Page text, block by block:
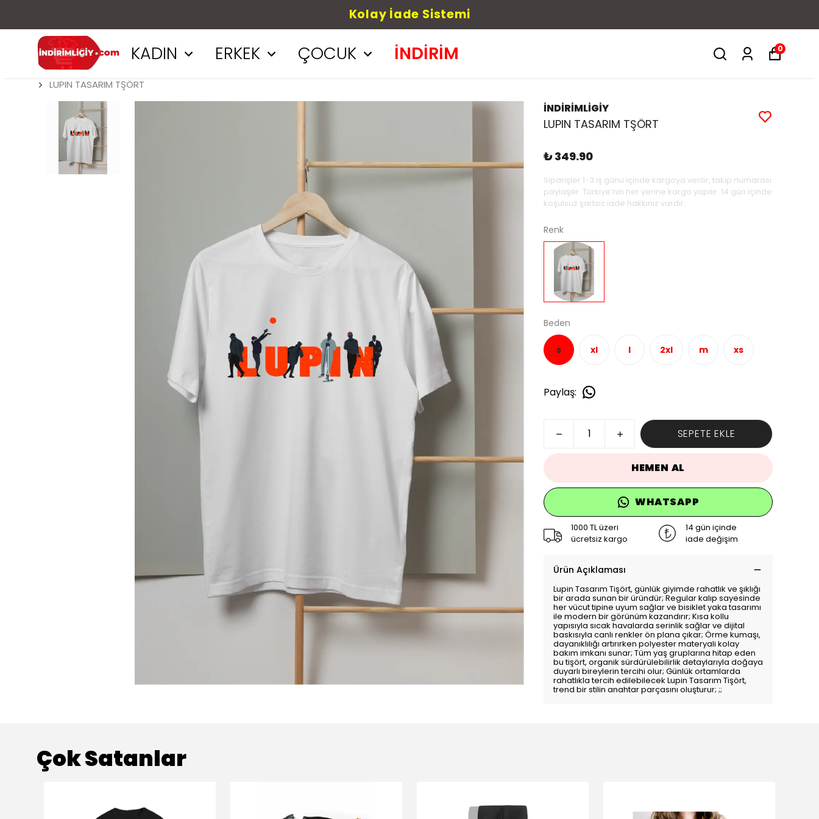
KADIN ERKEK ÇOCUK İNDİRİM 0
LUPIN TASARIM TŞÖRT
İNDİRİMLİGİY
LUPIN TASARIM TŞÖRT
₺ 349.90
Siparişler 1-3 iş günü içinde kargoya verilir, takip numarası
paylaşılır. Türkiye’nin her yerine kargo yapılır. 14 gün içinde
koşulsuz şartsız iade hakkınız vardır.
Renk
Beden
s xl l 2xl m xs
Paylaş:
SEPETE EKLE
HEMEN AL
WHATSAPP
1000 TL üzeri
ücretsiz kargo
14 gün içinde
iade değişim
Ürün Açıklaması
Lupin Tasarım Tişört, günlük giyimde rahatlık ve şıklığı
bir arada sunan bir üründür; Regular kalıp sayesinde
her vücut tipine uyum sağlar ve bisiklet yaka tasarımı
ile modern bir görünüm kazandırır; Kısa kollu
yapısıyla sıcak havalarda serinlik sağlar ve dijital
baskısıyla canlı renkler ön plana çıkar; Örme kumaşı,
dayanıklılığı artırırken polyester materyali kolay
bakım imkanı sunar; Tüm yaş gruplarına hitap eden
bu tişört, organik sürdürülebilirlik detaylarıyla doğaya
duyarlı bireylerin tercihi olur; Günlük ortamlarda
rahatlıkla tercih edilebilecek Lupin Tasarım Tişört,
trend bir stilin anahtar parçasını oluşturur; ;;
Çok Satanlar